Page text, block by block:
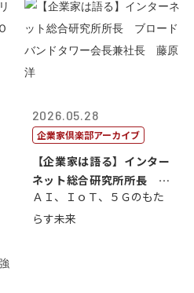
2026.05.28
企業家倶楽部アーカイブ
【企業家は語る】インター
ネット総合研究所所長 ブ
ロードバンド...
ＡＩ、ＩｏＴ、５Ｇのもた
らす未来